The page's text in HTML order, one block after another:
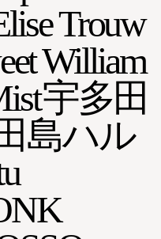
Trouw
William
宇多田
島ハル